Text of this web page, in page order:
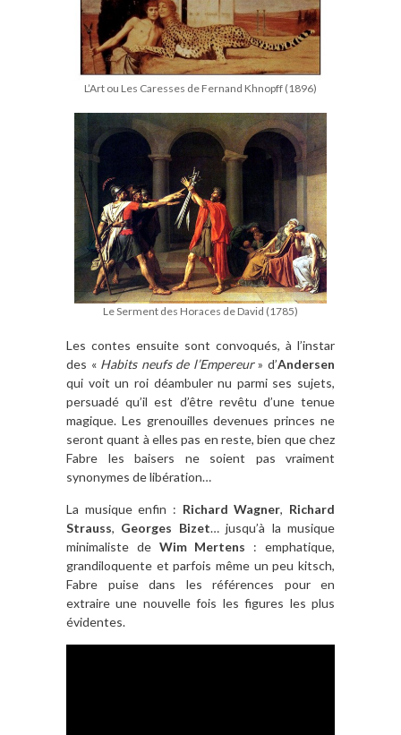
L’Art ou Les Caresses de Fernand Khnopff (1896)
Le Serment des Horaces de David (1785)
Les contes ensuite sont convoqués, à l’instar
des « Habits neufs de l’Empereur» d’Andersen
qui voit un roi déambuler nu parmi ses sujets,
persuadé qu’il est d’être revêtu d’une tenue
magique. Les grenouilles devenues princes ne
seront quant à elles pas en reste, bien que chez
Fabre les baisers ne soient pas vraiment
synonymes de libération…
La musique enfin : Richard Wagner, Richard
Strauss, Georges Bizet… jusqu’à la musique
minimaliste de Wim Mertens : emphatique,
grandiloquente et parfois même un peu kitsch,
Fabre puise dans les références pour en
extraire une nouvelle fois les figures les plus
évidentes.